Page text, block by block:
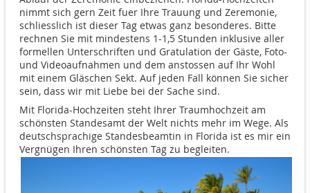
nimmt sich gern Zeit fuer Ihre Trauung und Zeremonie,
schliesslich ist dieser Tag etwas ganz besonderes. Bitte
rechnen Sie mit mindestens 1-1,5 Stunden inklusive aller
formellen Unterschriften und Gratulation der Gäste, Foto-
und Videoaufnahmen und dem anstossen auf Ihr Wohl
mit einem Gläschen Sekt. Auf jeden Fall können Sie sicher
sein, dass wir mit Liebe bei der Sache sind.
Mit Florida-Hochzeiten steht Ihrer Traumhochzeit am
schönsten Standesamt der Welt nichts mehr im Wege. Als
deutschsprachige Standesbeamtin in Florida ist es mir ein
Vergnügen Ihren schönsten Tag zu begleiten.